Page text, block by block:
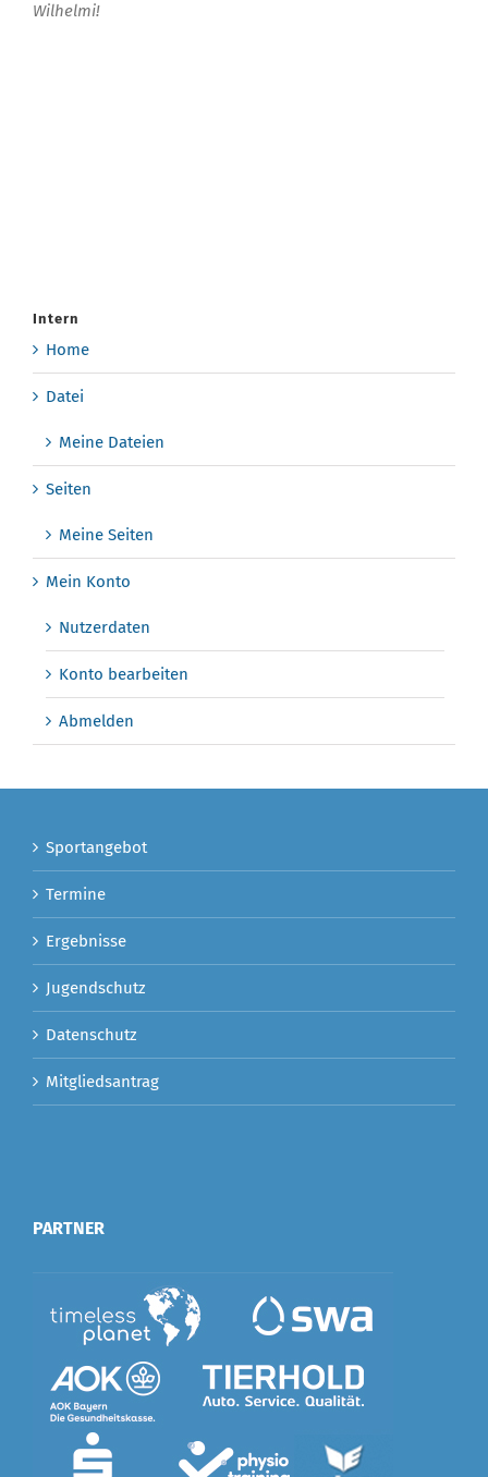
Wilhelmi!
Intern
Home
Datei
Meine Dateien
Seiten
Meine Seiten
Mein Konto
Nutzerdaten
Konto bearbeiten
Abmelden
Sportangebot
Termine
Ergebnisse
Jugendschutz
Datenschutz
Mitgliedsantrag
PARTNER